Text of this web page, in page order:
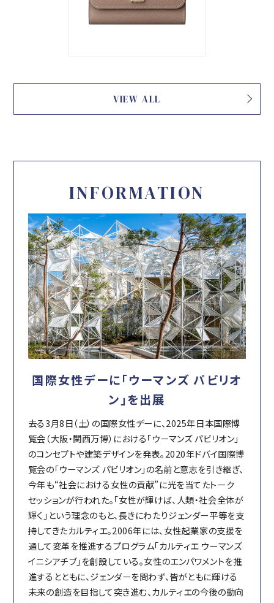
VIEW ALL
INFORMATION
国際女性デーに「ウーマンズ パビリオ
ン」を出展
去る3月8日（土）の国際女性デーに、2025年⽇本国際博
覧会（大阪・関西万博）における「ウーマンズ パビリオン」
のコンセプトや建築デザインを発表。2020年ドバイ国際博
覧会の「ウーマンズ パビリオン」の名前と意志を引き継ぎ、
今年も“社会における女性の貢献”に光を当てたトーク
セッションが行われた。「女性が輝けば、人類・社会全体が
輝く」という理念のもと、長きにわたりジェンダー平等を支
持してきたカルティエ。2006年には、女性起業家の支援を
通して変革を推進するプログラム「カルティエ ウーマンズ
イニシアチブ」を創設している。女性のエンパワメントを推
進するとともに、ジェンダーを問わず、皆がともに輝ける
未来の創造を目指して突き進む、カルティエの今後の動向